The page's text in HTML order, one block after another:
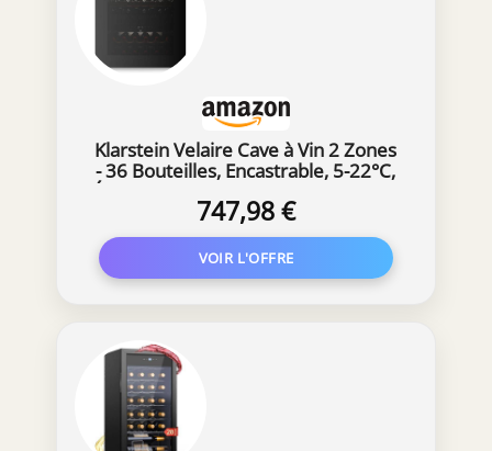
Klarstein Velaire Cave à Vin 2 Zones
- 36 Bouteilles, Encastrable, 5-22°C,
Éclairage LED, Porte UV, Commande
Tactile, 41 dB, Cave à Vin Multi-
Températures
747,98 €